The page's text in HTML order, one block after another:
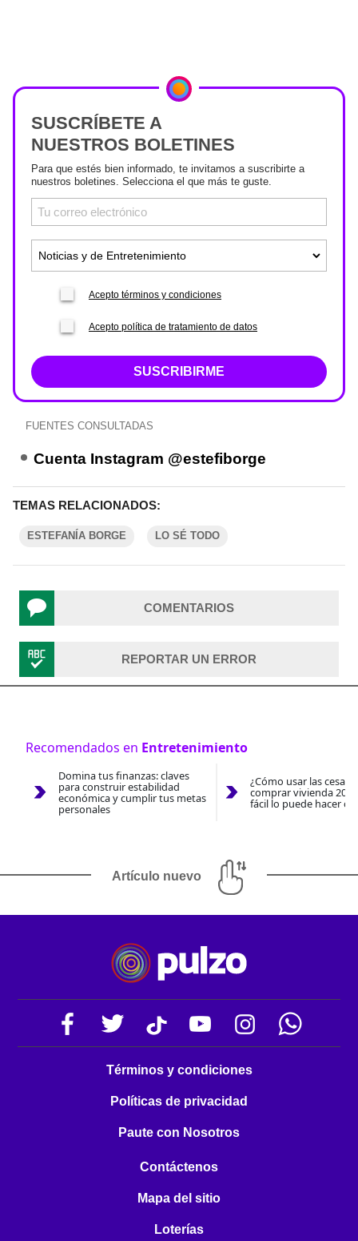
SUSCRÍBETE A
NUESTROS BOLETINES
Para que estés bien informado, te invitamos a suscribirte a
nuestros boletines. Selecciona el que más te guste.
Acepto términos y condiciones
Acepto política de tratamiento de datos
SUSCRIBIRME
FUENTES CONSULTADAS
Cuenta Instagram @estefiborge
TEMAS RELACIONADOS:
ESTEFANÍA BORGE LO SÉ TODO
COMENTARIOS
REPORTAR UN ERROR
Recomendados en Entretenimiento
Domina tus finanzas: claves
para construir estabilidad
económica y cumplir tus metas
personales
¿Cómo usar las
comprar vivienda
fácil lo puede hacer
Artículo nuevo
Términos y condiciones
Políticas de privacidad
Paute con Nosotros
Contáctenos
Mapa del sitio
Loterías